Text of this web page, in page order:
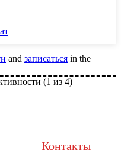
and записаться in the
(1 из 4)
Контакты